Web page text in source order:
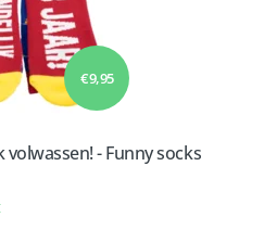
€ 9,95
volwassen! - Funny socks